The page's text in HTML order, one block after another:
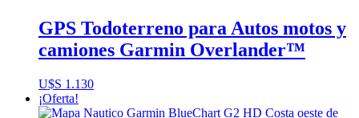
GPS Todoterreno para Autos motos y
camiones Garmin Overlander™
U$S 1.130
¡Oferta!